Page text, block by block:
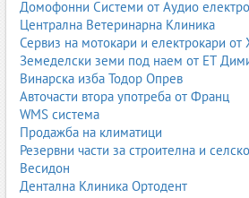
Домофонни Системи от Аудио
Централна Ветеринарна Клиника
Сервиз на мотокари и електрокари от
Земеделски земи под наем от ЕТ
Винарска изба Тодор Опрев
Авточасти втора употреба от Франц
WMS система
Продажба на климатици
Резервни части за строителна и
Весидон
Дентална Клиника Ортодент